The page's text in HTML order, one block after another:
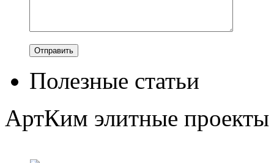
Полезные статьи
АртКим элитные